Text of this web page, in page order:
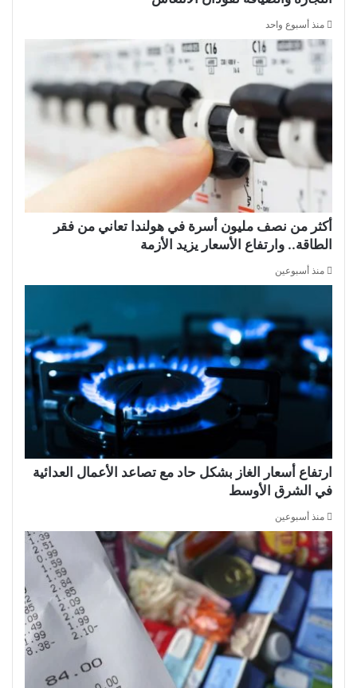
منذ أسبوع واحد
أكثر من نصف مليون أسرة في هولندا تعاني من فقر
الطاقة.. وارتفاع الأسعار يزيد الأزمة
منذ أسبوعين
ارتفاع أسعار الغاز بشكل حاد مع تصاعد الأعمال العدائية
في الشرق الأوسط
منذ أسبوعين